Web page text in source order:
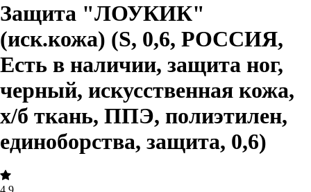
Защита "ЛОУКИК"
(иск.кожа) (S, 0,6, РОССИЯ,
Есть в наличии, защита ног,
черный, искусственная кожа,
х/б ткань, ППЭ, полиэтилен,
единоборства, защита, 0,6)
4.9